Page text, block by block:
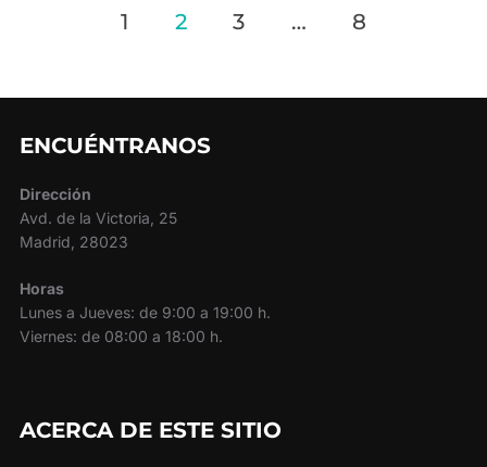
Paginación
1 2 3 … 8
ENCUÉNTRANOS
Dirección
Avd. de la Victoria, 25
Madrid, 28023
Horas
Lunes a Jueves: de 9:00 a 19:00 h.
Viernes: de 08:00 a 18:00 h.
ACERCA DE ESTE SITIO